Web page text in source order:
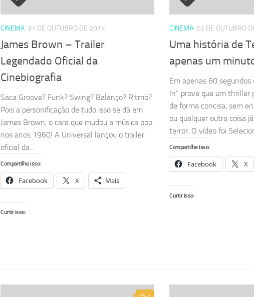
CINEMA 31 DE OUTUBRO DE 2014
James Brown – Trailer
Legendado Oficial da
Cinebiografia
Saca Groove? Funk? Swing? Balanço? Ritmo?
Pois a personificação de tudo isso se dá em
James Brown, o cara que mudou a música pop
nos anos 1960! A Universal lançou o trailer
oficial da...
Compartilhe isso:
Facebook X Mais
Curtir isso:
CINEMA 22 DE OUTUBRO
Uma história de
apenas um
Em apenas 60 segundos
In” prova que um thriller
de forma concisa, sem
ou qualquer outra coisa
terror. O vídeo foi
Compartilhe isso:
Facebook X
Curtir isso: